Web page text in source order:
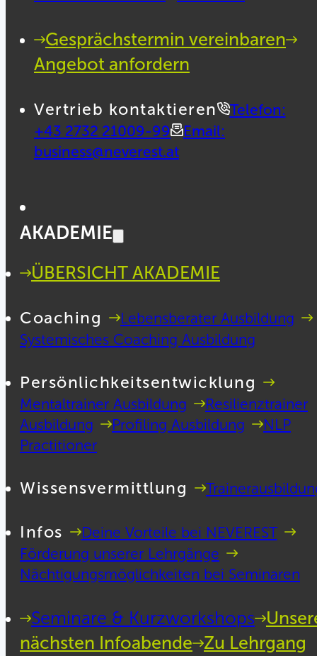
Gesprächstermin vereinbaren
Angebot anfordern
Vertrieb kontaktieren
Telefon:
+43 2732 21009-99
Email:
business@neverest.at
AKADEMIE
ÜBERSICHT AKADEMIE
Coaching
Lebensberater Ausbildung
Systemisches Coaching Ausbildung
Persönlichkeitsentwicklung
Mentaltrainer Ausbildung
Resilienztrainer
Ausbildung
Profiling Ausbildung
NLP
Practitioner
Wissensvermittlung
Infos
Deine Vorteile bei NEVEREST
Förderung unserer Lehrgänge
Nächtigungsmöglichkeiten bei Seminaren
Seminare & Kurzworkshops
nächsten Infoabende Zu Lehrgang